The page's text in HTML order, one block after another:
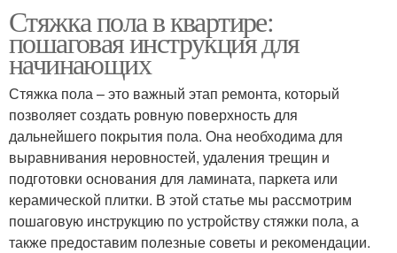
Стяжка пола в квартире:
пошаговая инструкция для
начинающих
Стяжка пола – это важный этап ремонта, который
позволяет создать ровную поверхность для
дальнейшего покрытия пола. Она необходима для
выравнивания неровностей, удаления трещин и
подготовки основания для ламината, паркета или
керамической плитки. В этой статье мы рассмотрим
пошаговую инструкцию по устройству стяжки пола, а
также предоставим полезные советы и рекомендации.